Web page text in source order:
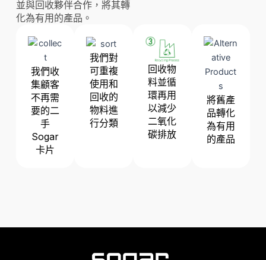
並與回收夥伴合作，將其轉
化為有用的產品。
我們收
集顧客
不再需
要的二
手
Sogar
卡片
我們對
可重複
使用和
回收的
物料進
行分類
回收物
料並循
環再用
以減少
二氧化
碳排放
將舊產
品轉化
為有用
的產品